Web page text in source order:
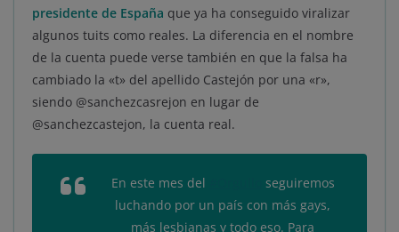
presidente de España que ya ha conseguido viralizar
algunos tuits como reales. La diferencia en el nombre
de la cuenta puede verse también en que la falsa ha
cambiado la «t» del apellido Castejón por una «r»,
siendo @sanchezcasrejon en lugar de
@sanchezcastejon, la cuenta real.
En este mes del
seguiremos
luchando por un país con más gays,
más lesbianas y todo eso. Para